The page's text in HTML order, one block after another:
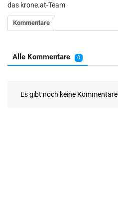
das krone.at-Team